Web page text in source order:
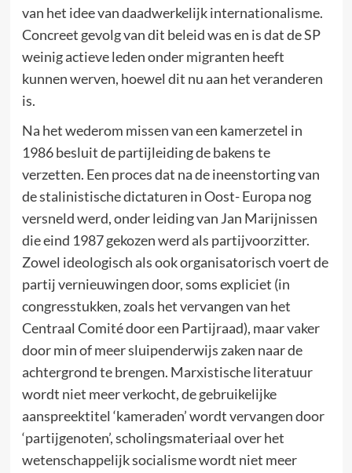
van het idee van daadwerkelijk internationalisme.
Concreet gevolg van dit beleid was en is dat de SP
weinig actieve leden onder migranten heeft
kunnen werven, hoewel dit nu aan het veranderen
is.
Na het wederom missen van een kamerzetel in
1986 besluit de partijleiding de bakens te
verzetten. Een proces dat na de ineenstorting van
de stalinistische dictaturen in Oost- Europa nog
versneld werd, onder leiding van Jan Marijnissen
die eind 1987 gekozen werd als partijvoorzitter.
Zowel ideologisch als ook organisatorisch voert de
partij vernieuwingen door, soms expliciet (in
congresstukken, zoals het vervangen van het
Centraal Comité door een Partijraad), maar vaker
door min of meer sluipenderwijs zaken naar de
achtergrond te brengen. Marxistische literatuur
wordt niet meer verkocht, de gebruikelijke
aanspreektitel ‘kameraden’ wordt vervangen door
‘partijgenoten’, scholingsmateriaal over het
wetenschappelijk socialisme wordt niet meer